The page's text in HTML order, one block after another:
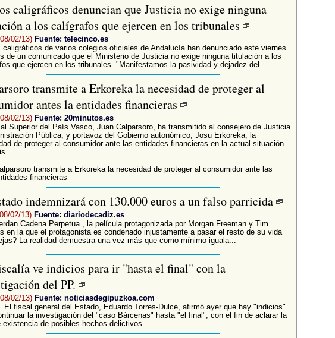
caligráficos denuncian que Justicia no exige ninguna
a los calígrafos que ejercen en los tribunales
02/13) Fuente: telecinco.es
caligráficos de varios colegios oficiales de Andalucía han denunciado este viernes
de un comunicado que el Ministerio de Justicia no exige ninguna titulación a los
que ejercen en los tribunales. "Manifestamos la pasividad y dejadez del...
transmite a Erkoreka la necesidad de proteger al
antes la entidades financieras
02/13) Fuente: 20minutos.es
Superior del País Vasco, Juan Calparsoro, ha transmitido al consejero de Justicia
Pública, y portavoz del Gobierno autonómico, Josu Erkoreka, la
de proteger al consumidor ante las entidades financieras en la actual situación
transmite a Erkoreka la necesidad de proteger al consumidor ante las
financieras
indemnizará con 130.000 euros a un falso parricida
02/13) Fuente: diariodecadiz.es
Cadena Perpetua , la película protagonizada por Morgan Freeman y Tim
en la que el protagonista es condenado injustamente a pasar el resto de su vida
La realidad demuestra una vez más que como mínimo iguala...
ve indicios para ir "hasta el final" con la
del PP.
02/13) Fuente: noticiasdegipuzkoa.com
El fiscal general del Estado, Eduardo Torres-Dulce, afirmó ayer que hay "indicios"
la investigación del "caso Bárcenas" hasta "el final", con el fin de aclarar la
existencia de posibles hechos delictivos...